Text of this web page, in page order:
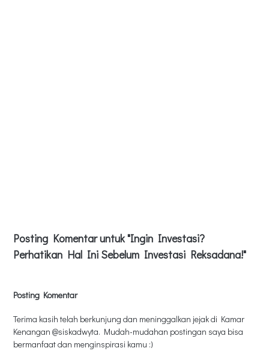
Posting Komentar untuk "Ingin Investasi?
Perhatikan Hal Ini Sebelum Investasi Reksadana!"
Posting Komentar
Terima kasih telah berkunjung dan meninggalkan jejak di Kamar
Kenangan @siskadwyta. Mudah-mudahan postingan saya bisa
bermanfaat dan menginspirasi kamu :)